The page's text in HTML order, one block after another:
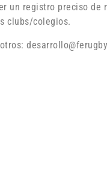
un registro preciso de
clubs/colegios.